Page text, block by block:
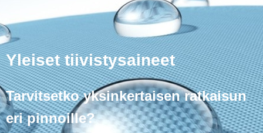
Yleiset tiivistysaineet
Tarvitsetko yksinkertaisen ratkaisun
eri pinnoille?